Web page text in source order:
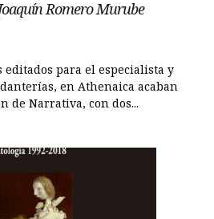
Romero Murube
editados para el especialista y
en Athenaica acaban
de Narrativa, con dos...